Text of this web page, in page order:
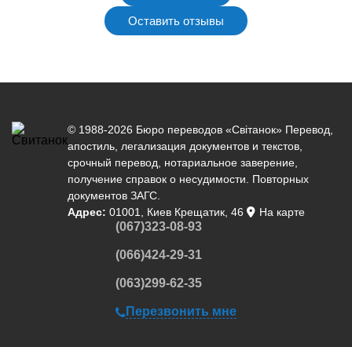
Оставить отзывы
© 1988-2026 Бюро переводов «Світанок» Перевод
апостиль легализация документов и текстов,
срочный перевод
нотариальное заверение
получение справок о несудимости. Повторных
документов ЗАГС.
Адрес: 01001, Киев Крещатик, 46 На карте
(067)323-08-93
(066)424-29-31
(063)299-62-35
Перезвонить мне